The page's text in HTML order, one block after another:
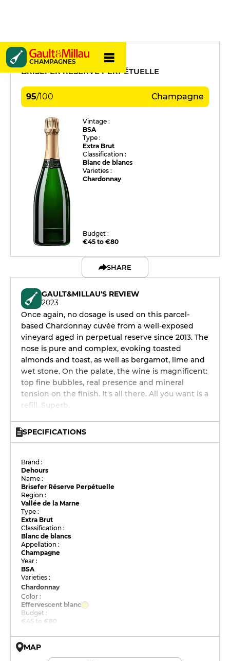
CHAMPAGNES
Dehours
BRISEFER RÉSERVE PERPÉTUELLE
95/100 Champagne
Vintage :
BSA
Type :
Extra Brut
Classification :
Blanc de blancs
Varieties :
Chardonnay
Budget :
€45 to €80
SHARE
GAULT&MILLAU'S REVIEW
2023
Once again, no dosage is used on this parcel-
based Chardonnay cuvée from a well-exposed
vineyard aged in perpetual reserve since 2013. The
nose is pure and complex, evoking toasted
almonds and toast, as well as bergamot, lime and
wet stone. On the palate, the wine is magnificent:
top fine bubbles, real presence and mineral
tension on the finish. It's all there. All you want is a
refill. Superb.
SPECIFICATIONS
Brand :
Dehours
Name :
Brisefer Réserve Perpétuelle
Region :
Vallée de la Marne
Type :
Extra Brut
Classification :
Blanc de blancs
Appellation :
Champagne
Year :
BSA
Varieties :
Chardonnay
Color :
Effervescent blanc
Budget :
€45 to €80
MAP